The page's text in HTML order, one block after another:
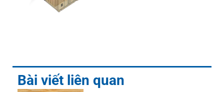
Bài viết liên quan